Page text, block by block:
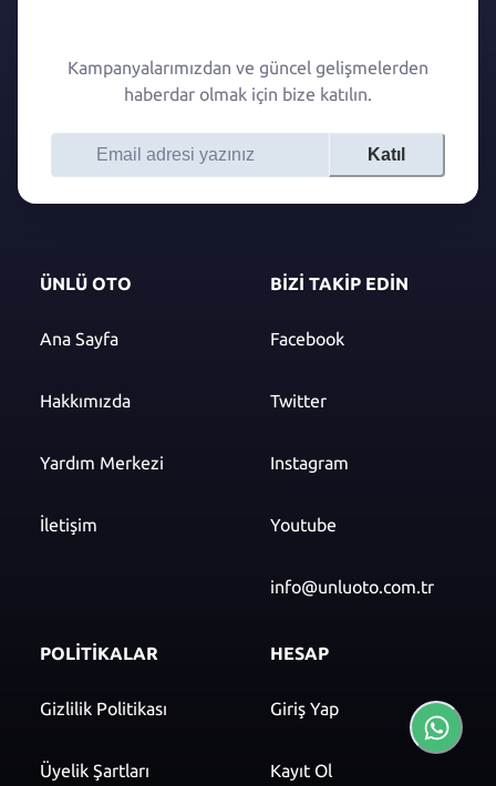
Kampanyalarımızdan ve güncel gelişmelerden
haberdar olmak için bize katılın.
Katıl
ÜNLÜ OTO
Ana Sayfa
Hakkımızda
Yardım Merkezi
İletişim
BİZİ TAKİP EDİN
Facebook
Twitter
Instagram
Youtube
info@unluoto.com.tr
POLİTİKALAR
Gizlilik Politikası
Üyelik Şartları
HESAP
Giriş Yap
Kayıt Ol